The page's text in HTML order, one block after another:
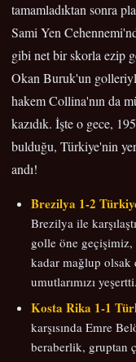
tamamladıktan sonra
Sami Yen
gibi net bir skorla ezip
Okan Buruk'un
hakem Collina'nın da
kazıdık. İşte o gece,
bulduğu, Türkiye'nin
andı!
Brezilya 1-2
Brezilya ile
golle öne geçişimiz,
kadar mağlup
umutlarımızı yeşertti.
Kosta Rika 1-1
karşısında Emre
beraberlik, gruptan